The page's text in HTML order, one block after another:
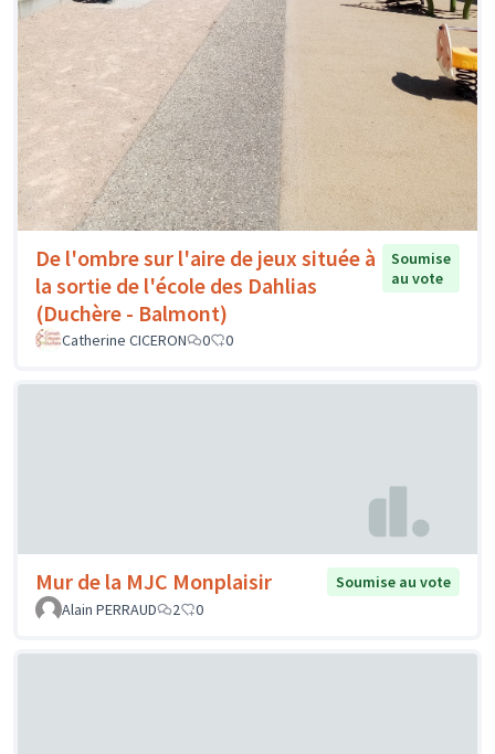
De l'ombre sur l'aire de jeux située à
la sortie de l'école des Dahlias
(Duchère - Balmont)
Soumise
au vote
Catherine CICERON 0 0
Mur de la MJC Monplaisir
Soumise au vote
Alain PERRAUD
2 0